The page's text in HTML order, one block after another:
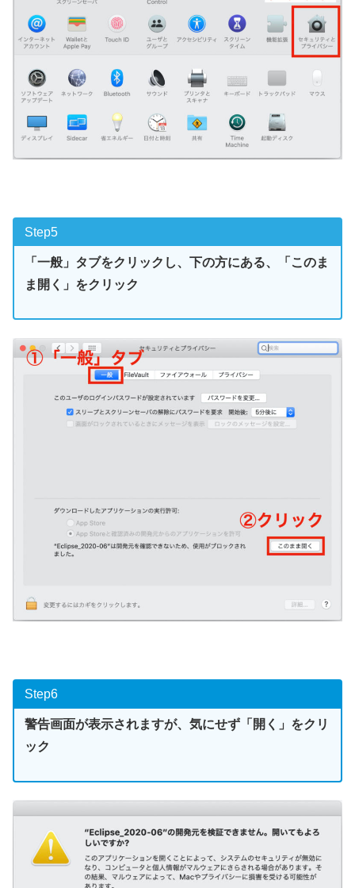
Step5
「一般」タブをクリックし、下の方にある、「このま
ま開く」をクリック
Step6
警告画面が表示されますが、気にせず「開く」をクリ
ック